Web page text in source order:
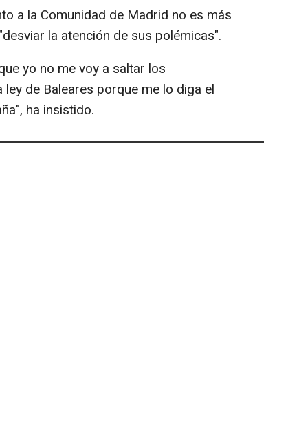
a la Comunidad de Madrid no es más
la atención de sus polémicas".
yo no me voy a saltar los
de Baleares porque me lo diga el
ha insistido.